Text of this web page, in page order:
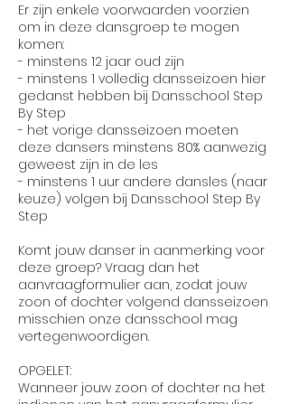
Er zijn enkele voorwaarden voorzien
om in deze dansgroep te mogen
komen:
- minstens 12 jaar oud zijn
- minstens 1 volledig dansseizoen hier
gedanst hebben bij Dansschool Step
By Step
- het vorige dansseizoen moeten
deze dansers minstens 80% aanwezig
geweest zijn in de les
- minstens 1 uur andere dansles (naar
keuze) volgen bij Dansschool Step By
Step
Komt jouw danser in aanmerking voor
deze groep? Vraag dan het
aanvraagformulier aan, zodat jouw
zoon of dochter volgend dansseizoen
misschien onze dansschool mag
vertegenwoordigen.
OPGELET:
Wanneer jouw zoon of dochter na het